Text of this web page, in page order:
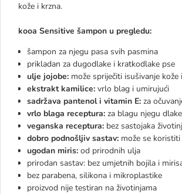
kože i krzna.
kooa Sensitive šampon u pregledu:
šampon za njegu pasa svih pasmina
prikladan za dugodlake i kratkodlake pse
ulje jojobe: može spriječiti isušivanje
ekstrakt kamilice: vrlo blag i umirujući
sadržava pantenol i vitamin E: za
vrlo blaga receptura: za blagu njegu
veganska receptura: bez sastojaka
dobro podnošljiv sastav: može se
ugodan miris: od prirodnih ulja
prirodan sastav: bez umjetnih bojila i
bez parabena, silikona i mikroplastike
proizvod nije testiran na životinjama